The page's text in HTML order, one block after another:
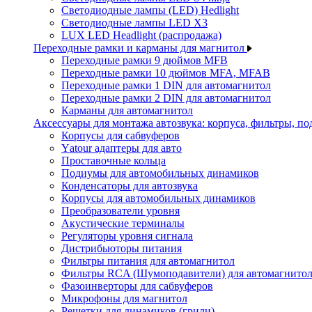
Светодиодные лампы (LED) Hedlight
Светодиодные лампы LED X3
LUX LED Headlight (распродажа)
Переходные рамки и карманы для магнитол
Переходные рамки 9 дюймов MFB
Переходные рамки 10 дюймов MFA, MFAB
Переходные рамки 1 DIN для автомагнитол
Переходные рамки 2 DIN для автомагнитол
Карманы для автомагнитол
Аксессуары для монтажа автозвука: корпуса, фильтры,
Корпусы для сабвуферов
Yаtour адаптеры для авто
Проставочные кольца
Подиумы для автомобильных динамиков
Конденсаторы для автозвука
Корпусы для автомобильных динамиков
Преобразователи уровня
Акустические терминалы
Регуляторы уровня сигнала
Дистрибьюторы питания
Фильтры питания для автомагнитол
Фильтры RCA (Шумоподавители) для автомагнитол
Фазоинверторы для сабвуферов
Микрофоны для магнитол